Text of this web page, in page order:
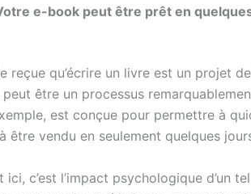
e-book peut être prêt en
reçue qu’écrire un livre est un projet
être un processus
est conçue pour permettre à
être vendu en seulement quelques
c’est l’impact psychologique d’un